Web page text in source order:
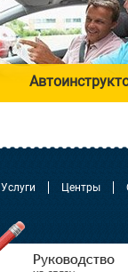
Услуги Центры